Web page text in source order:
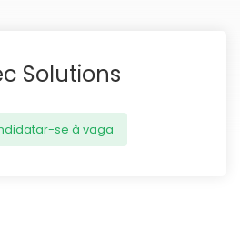
Solutions
se à vaga